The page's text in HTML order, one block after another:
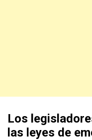
Los
las leyes de